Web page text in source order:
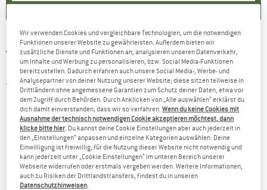
ARC'TERYX -Women's Proton Hoody -
Kunstfaserjacke
5,0 (1)
Wir verwenden Cookies und vergleichbare Technologien, um die notwendigen
Funktionen unserer Website zu gewährleisten. Außerdem bieten wir
zusätzliche Dienste und Funktionen an, analysieren unseren Datenverkehr,
um Inhalte und Werbung zu personalisieren, bzw. Social Media-Funktionen
bereitzustellen. Dadurch erfahren auch unsere Social Media-, Werbe- und
Analysepartner von deiner Nutzung unserer Website; diese sitzen teilweise in
Drittländern ohne angemessene Garantien zum Schutz deiner Daten, etwa vor
dem Zugriff durch Behörden. Durch Anklicken von „Alle auswählen“ erklärst du
dich damit einverstanden, dass wir so verfahren.Wenn du keine Cookies mit
Ausnahme der technisch notwendigen Cookie akzeptieren möchtest, dann
klicke bitte hier . Du kannst deine Cookie Einstellungen aber auch jederzeit in
den „Einstellungen“ anpassen und einzelne Kategorien auswählen. Deine
Einwilligung ist freiwillig, für die Nutzung dieser Website nicht notwendig und
kann jederzeit unter „Cookie Einstellungen“ im unteren Bereich unserer
Webseite widerrufen oder erstmals vergeben werden. Weitere Informationen,
auch zu Risiken der Drittlandstransfers, findest du in unseren
Datenschutzhinweisen